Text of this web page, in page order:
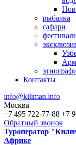
рыбалка
сафари
Контакты
info@kiliman.info
Москва
+7 495 722-77-88 +7
Обратный звонок
Туроператор
Африке